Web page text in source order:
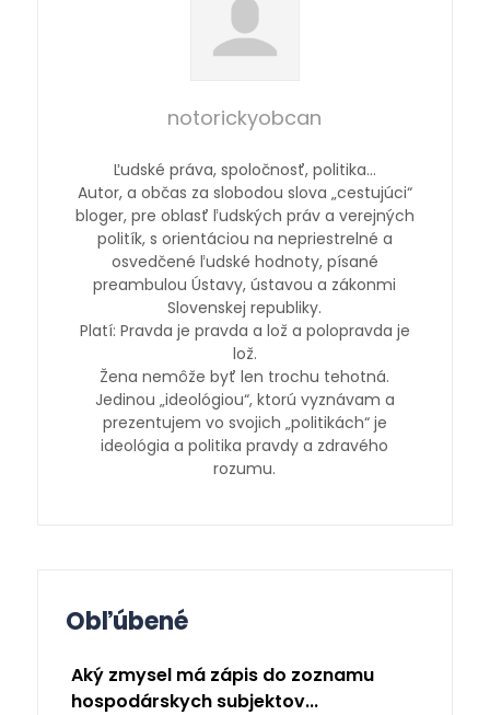
notorickyobcan
Ľudské práva, spoločnosť, politika…
Autor, a občas za slobodou slova „cestujúci“
bloger, pre oblasť ľudských práv a verejných
politík, s orientáciou na nepriestrelné a
osvedčené ľudské hodnoty, písané
preambulou Ústavy, ústavou a zákonmi
Slovenskej republiky.
Platí: Pravda je pravda a lož a polopravda je
lož.
Žena nemôže byť len trochu tehotná.
Jedinou „ideológiou“, ktorú vyznávam a
prezentujem vo svojich „politikách“ je
ideológia a politika pravdy a zdravého
rozumu.
Obľúbené
Aký zmysel má zápis do zoznamu
hospodárskych subjektov...